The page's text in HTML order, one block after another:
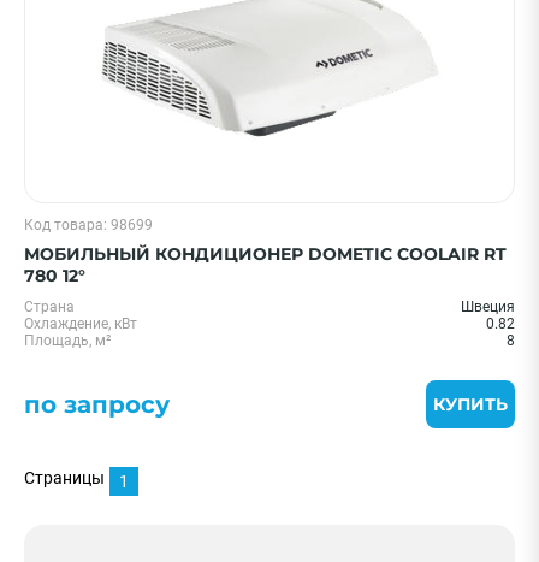
Код товара: 98699
МОБИЛЬНЫЙ КОНДИЦИОНЕР DOMETIC COOLAIR RT
780 12°
Страна
Швеция
Охлаждение, кВт
0.82
Площадь, м²
8
по запросу КУПИТЬ
Страницы 1